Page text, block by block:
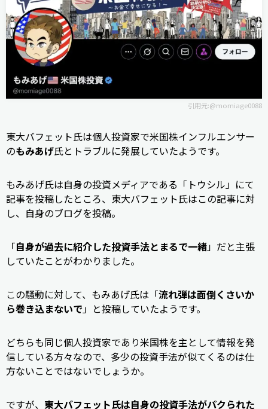
引用元:@momiage0088
東大バフェット氏は個人投資家で米国株インフルエンサー
のもみあげ氏とトラブルに発展していたようです。
もみあげ氏は自身の投資メディアである「トウシル」にて
記事を投稿したところ、東大バフェット氏はこの記事に対
し、自身のブログを投稿。
「自身が過去に紹介した投資手法とまるで一緒」だと主張
していたことがわかりました。
この騒動に対して、もみあげ氏は「流れ弾は面倒くさいか
ら巻き込まないで」と投稿していたようです。
どちらも同じ個人投資家であり米国株を主として情報を発
信している方々なので、多少の投資手法が似てくるのは仕
方ないことではないでしょうか。
ですが、 東大バフェット氏は自身の投資手法がパクられた